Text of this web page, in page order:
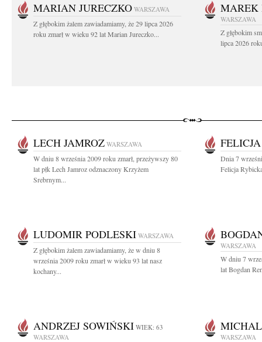
MARIAN JURECZKO WARSZAWA
Z głębokim żalem zawiadamiamy, że 29 lipca 2026
roku zmarł w wieku 92 lat Marian Jureczko...
MAREK
WARSZAWA
Z głębokim
lipca 2026
LECH JAMROZ WARSZAWA
W dniu 8 września 2009 roku zmarł, przeżywszy 80
lat płk Lech Jamroz odznaczony Krzyżem
Srebrnym...
Dnia 7
Felicja
LUDOMIR PODLESKI WARSZAWA
Z głębokim żalem zawiadamiamy, że w dniu 8
września 2009 roku zmarł w wieku 93 lat nasz
kochany...
WARSZAWA
W dniu 7
lat Bogdan
ANDRZEJ SOWIŃSKI WIEK: 63
WARSZAWA
WARSZAWA